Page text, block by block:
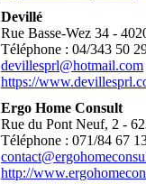
Devillé
Rue Basse-Wez 34 -
Téléphone : 04/343 50
devillesprl@hotmail.com
https://
Ergo Home Consult
Rue du Pont Neuf, 2 -
Téléphone : 071/84 67
http://